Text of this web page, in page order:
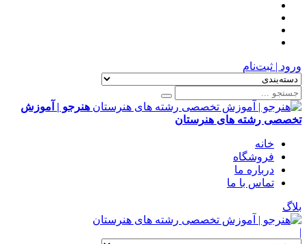
ورود | ثبت‌نام
هنرجو | آموزش
تخصصی رشته های هنرستان
خانه
فروشگاه
درباره ما
تماس با ما
بلاگ
|